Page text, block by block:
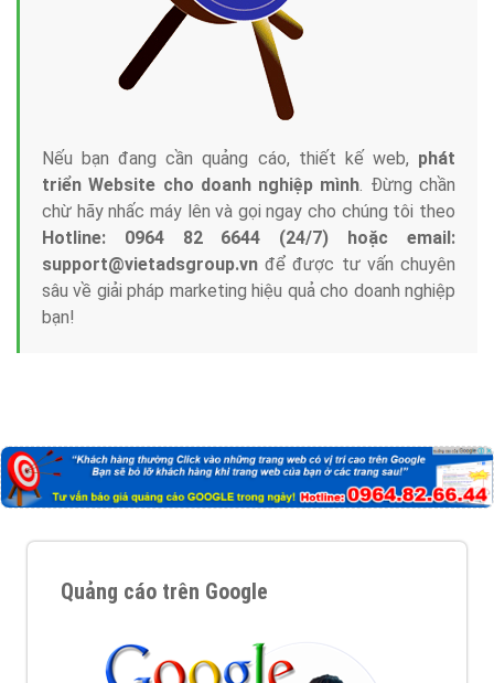
Nếu bạn đang cần quảng cáo, thiết kế web, phát
triển Website cho doanh nghiệp mình. Đừng chần
chừ hãy nhấc máy lên và gọi ngay cho chúng tôi theo
Hotline: 0964 82 6644 (24/7) hoặc email:
support@vietadsgroup.vn để được tư vấn chuyên
sâu về giải pháp marketing hiệu quả cho doanh nghiệp
bạn!
Quảng cáo trên Google